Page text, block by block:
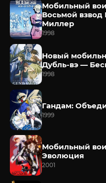
Мобильный
Восьмой
Миллер
1998
Новый
Дубль-вэ —
1998
Гандам:
1999
Мобильный
Эволюция
2001